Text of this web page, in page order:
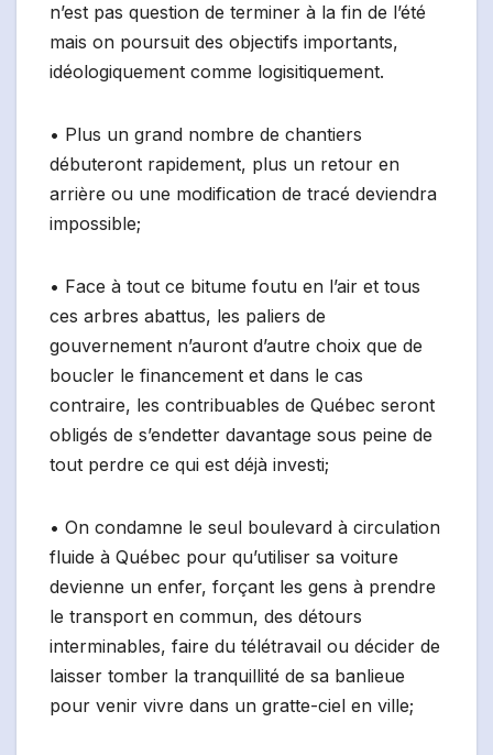
n’est pas question de terminer à la fin de l’été
mais on poursuit des objectifs importants,
idéologiquement comme logisitiquement.
• Plus un grand nombre de chantiers
débuteront rapidement, plus un retour en
arrière ou une modification de tracé deviendra
impossible;
• Face à tout ce bitume foutu en l’air et tous
ces arbres abattus, les paliers de
gouvernement n’auront d’autre choix que de
boucler le financement et dans le cas
contraire, les contribuables de Québec seront
obligés de s’endetter davantage sous peine de
tout perdre ce qui est déjà investi;
• On condamne le seul boulevard à circulation
fluide à Québec pour qu’utiliser sa voiture
devienne un enfer, forçant les gens à prendre
le transport en commun, des détours
interminables, faire du télétravail ou décider de
laisser tomber la tranquillité de sa banlieue
pour venir vivre dans un gratte-ciel en ville;